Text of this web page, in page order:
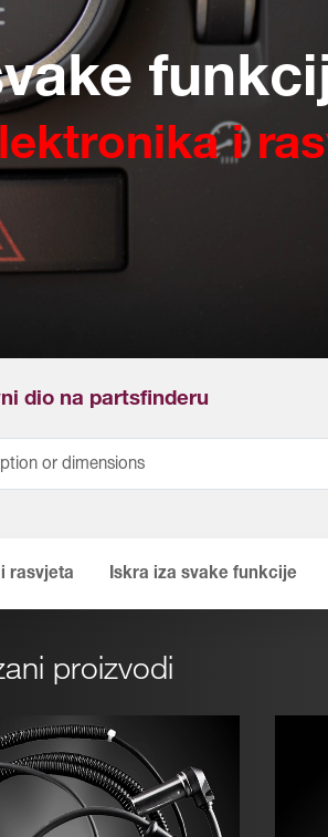
i
dio na partsfinderu
rasvjeta Iskra iza svake funkcije
proizvodi